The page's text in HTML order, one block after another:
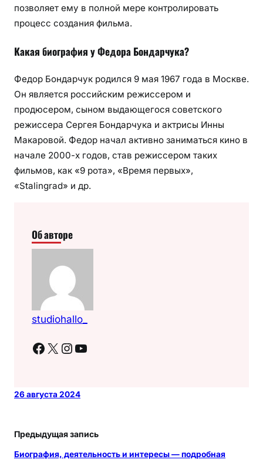
позволяет ему в полной мере контролировать
процесс создания фильма.
Какая биография у Федора Бондарчука?
Федор Бондарчук родился 9 мая 1967 года в Москве.
Он является российским режиссером и
продюсером, сыном выдающегося советского
режиссера Сергея Бондарчука и актрисы Инны
Макаровой. Федор начал активно заниматься кино в
начале 2000-х годов, став режиссером таких
фильмов, как «9 рота», «Время первых»,
«Stalingrad» и др.
Об авторе
studiohallo_
Facebook X Instagram YouTube
26 августа 2024
Предыдущая запись
Биография, деятельность и интересы — подробная